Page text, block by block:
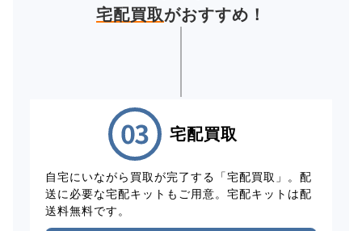
宅配買取がおすすめ！
宅配買取
自宅にいながら買取が完了する「宅配買取」。配
送に必要な宅配キットもご用意。宅配キットは配
送料無料です。